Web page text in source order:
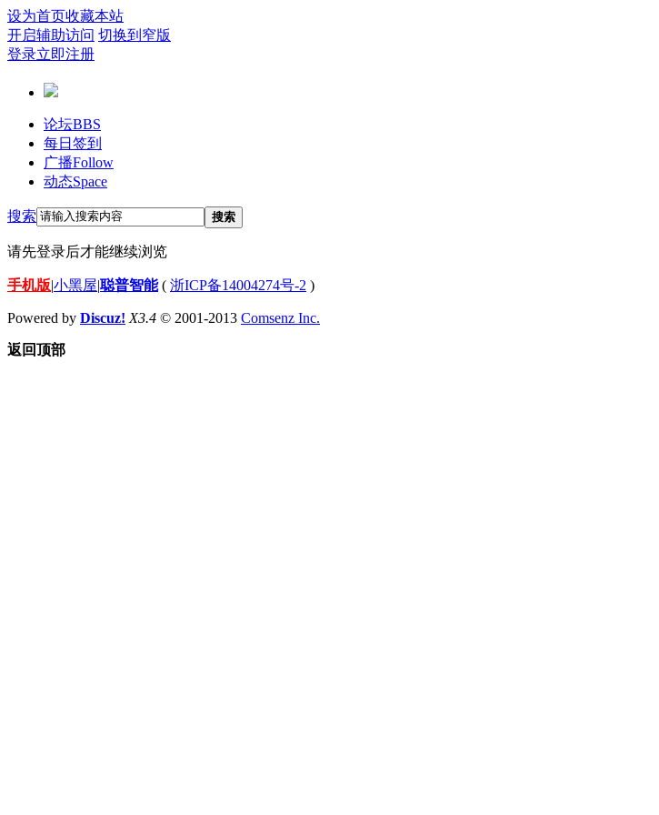
设为首页收藏本站
开启辅助访问 切换到窄版
登录立即注册
论坛BBS
每日签到
广播Follow
动态Space
搜索 搜索
请先登录后才能继续浏览
手机版|小黑屋|聪普智能( 浙ICP备14004274号-2 )
Powered by Discuz! X3.4 © 2001-2013 Comsenz Inc.
返回顶部